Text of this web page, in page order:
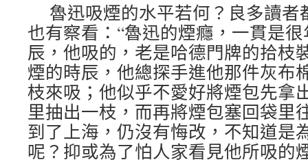
魯迅吸煙的水平若何？良多讀
也有察看：“魯迅的煙癮，一貫是
辰，他吸的，老是哈德門牌的拾枝
煙的時辰，他總探手進他那件灰布
枝來吸；他似乎不愛好將煙包先拿
里抽出一枝，而再將煙包塞回袋里
到了上海，仍沒有悔改，不知道是
呢？抑或為了怕人家看見他所吸的